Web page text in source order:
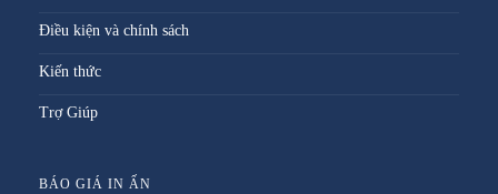
Điều kiện và chính sách
Kiến thức
Trợ Giúp
BÁO GIÁ IN ẤN